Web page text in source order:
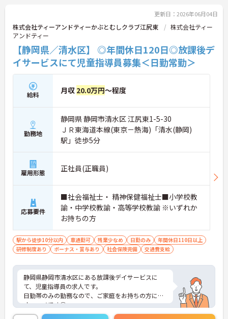
更新日：2026年06月04日
株式会社ティーアンドティーかぶとむしクラブ江尻東
株式会社ティー
アンドティー
【静岡県／清水区】 ◎年間休日120日◎放課後デ
イサービスにて児童指導員募集＜日勤常勤＞
給料 月収 20.0万円～程度
勤務地
静岡県 静岡市清水区 江尻東1-5-30
ＪＲ東海道本線(東京－熱海)「清水(静岡)
駅」徒歩5分
雇用形態 正社員(正職員)
応募要件
■社会福祉士・ 精神保健福祉士■小学校教
諭・中学校教諭・高等学校教諭 ※いずれか
お持ちの方
駅から徒歩10分以内 車通勤可 残業少なめ 日勤のみ
年間休日110日以上
研修制度あり
ボーナス・賞与あり 社会保険完備 交通費支給
静岡県静岡市清水区にある放課後デイサービスに
て、児童指導員の求人です。
日勤帯のみの勤務なので、ご家庭をお持ちの方にも
オススメです◎
ご興味をお持ちの方はお気軽にお問合せ下さい。